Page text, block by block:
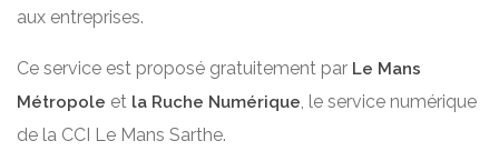
aux entreprises.
Ce service est proposé gratuitement par Le Mans
Métropole et la Ruche Numérique, le service numérique
de la CCI Le Mans Sarthe.